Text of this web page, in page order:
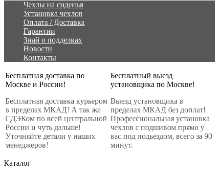
Чехлы на сиденья
Установка чехлов
Оплата / Доставка
Гарантии
Знай о подделках
Новости
Контакты
Бесплатная доставка по
Москве и России!
Бесплатная доставка курьером
в пределах МКАД! А так же
СДЭКом по всей центральной
России и чуть дальше!
Уточняйте детали у наших
менеджеров!
Бесплатный выезд
установщика по Москве!
Выезд установщика в
пределах МКАД без доплат!
Профессиональная установка
чехлов с подшивом прямо у
вас под подьездом, всего за 90
минут.
Каталог